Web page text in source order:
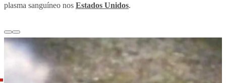
plasma sanguíneo nos Estados Unidos.